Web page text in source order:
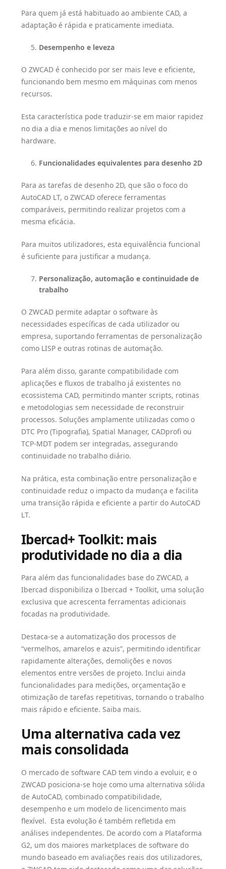
Para quem já está habituado ao ambiente CAD, a
adaptação é rápida e praticamente imediata.
Desempenho e leveza
O ZWCAD é conhecido por ser mais leve e eficiente,
funcionando bem mesmo em máquinas com menos
recursos.
Esta característica pode traduzir-se em maior rapidez
no dia a dia e menos limitações ao nível do
hardware.
Funcionalidades equivalentes para desenho 2D
Para as tarefas de desenho 2D, que são o foco do
AutoCAD LT, o ZWCAD oferece ferramentas
comparáveis, permitindo realizar projetos com a
mesma eficácia.
Para muitos utilizadores, esta equivalência funcional
é suficiente para justificar a mudança.
Personalização, automação e continuidade de
trabalho
O ZWCAD permite adaptar o software às
necessidades específicas de cada utilizador ou
empresa, suportando ferramentas de personalização
como LISP e outras rotinas de automação.
Para além disso, garante compatibilidade com
aplicações e fluxos de trabalho já existentes no
ecossistema CAD, permitindo manter scripts, rotinas
e metodologias sem necessidade de reconstruir
processos. Soluções amplamente utilizadas como o
DTC Pro (Tipografia), Spatial Manager, CADprofi ou
TCP-MDT podem ser integradas, assegurando
continuidade no trabalho diário.
Na prática, esta combinação entre personalização e
continuidade reduz o impacto da mudança e facilita
uma transição rápida e eficiente a partir do AutoCAD
LT.
Ibercad+ Toolkit: mais
produtividade no dia a dia
Para além das funcionalidades base do ZWCAD, a
Ibercad disponibiliza o Ibercad + Toolkit, uma solução
exclusiva que acrescenta ferramentas adicionais
focadas na produtividade.
Destaca-se a automatização dos processos de
“vermelhos, amarelos e azuis”, permitindo identificar
rapidamente alterações, demolições e novos
elementos entre versões de projeto. Inclui ainda
funcionalidades para medições, orçamentação e
otimização de tarefas repetitivas, tornando o trabalho
mais rápido e eficiente. Saiba mais.
Uma alternativa cada vez
mais consolidada
O mercado de software CAD tem vindo a evoluir, e o
ZWCAD posiciona-se hoje como uma alternativa sólida
de AutoCAD, combinado compatibilidade,
desempenho e um modelo de licencimento mais
flexível. Esta evolução é também refletida em
análises independentes. De acordo com a Plataforma
G2, um dos maiores marketplaces de software do
mundo baseado em avaliações reais dos utilizadores,